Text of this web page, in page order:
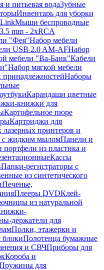
и питьевая водаЗубные
Инвентарь для уборки
Мыши беспроводные
mm - 2xRCA
"Фея"Набор мебели
USB 2.0 AM-AFНабор
мебели "Ва-Банк"Кабели
Набор мягкой мебели
Наборы
Карандаши цветные
книжки для
Картофельное пюре
Картриджи для
принтеров и
с жидким мыломПанели и
из пластика и
Кассы
Папки-регистраторы с
из синтетического
Печенье,
Плееры DVDКлей-
из натуральной
держатели для
Полки, этажерки и
блокиПолотенца бумажные
и СВЧПриборы для
Короба и
для